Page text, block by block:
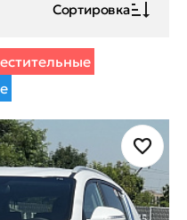
Сортировка